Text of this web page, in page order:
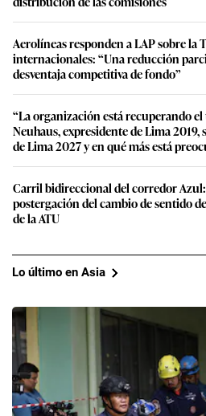
Aerolíneas responden a LAP sobre la
internacionales: “Una reducción
desventaja competitiva de fondo”
“La organización está recuperando
Neuhaus, expresidente de Lima 2019,
de Lima 2027 y en qué más está
Carril bidireccional del corredor Azul:
postergación del cambio de sentido
de la ATU
Lo último en Asia